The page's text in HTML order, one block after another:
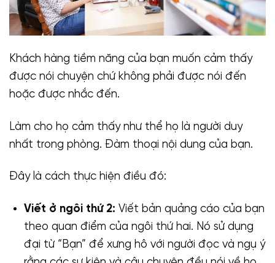
Khách hàng tiềm năng của bạn muốn cảm thấy
được nói chuyện chứ không phải được nói đến
hoặc được nhắc đến.
Làm cho họ cảm thấy như thể họ là người duy
nhất trong phòng. Đàm thoại nội dung của bạn.
Đây là cách thực hiện điều đó:
Viết ở ngôi thứ 2: Viết bản quảng cáo của bạn
theo quan điểm của ngôi thứ hai. Nó sử dụng
đại từ “Bạn” để xưng hô với người đọc và ngụ ý